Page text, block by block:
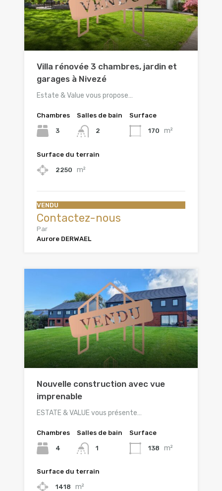
Villa rénovée 3 chambres, jardin et
garages à Nivezé
Estate & Value vous propose…
Chambres
3
Salles de bain
2
Surface
170 m²
Surface du terrain
2250 m²
VENDU
Contactez-nous
Par
Aurore DERWAEL
Nouvelle construction avec vue
imprenable
ESTATE & VALUE vous présente…
Chambres
4
Salles de bain
1
Surface
138 m²
Surface du terrain
1418 m²